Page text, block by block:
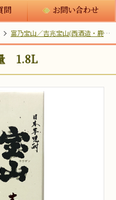
問 お問い合わせ
富乃宝山／吉兆宝山(西酒造・鹿児島)
1.8L